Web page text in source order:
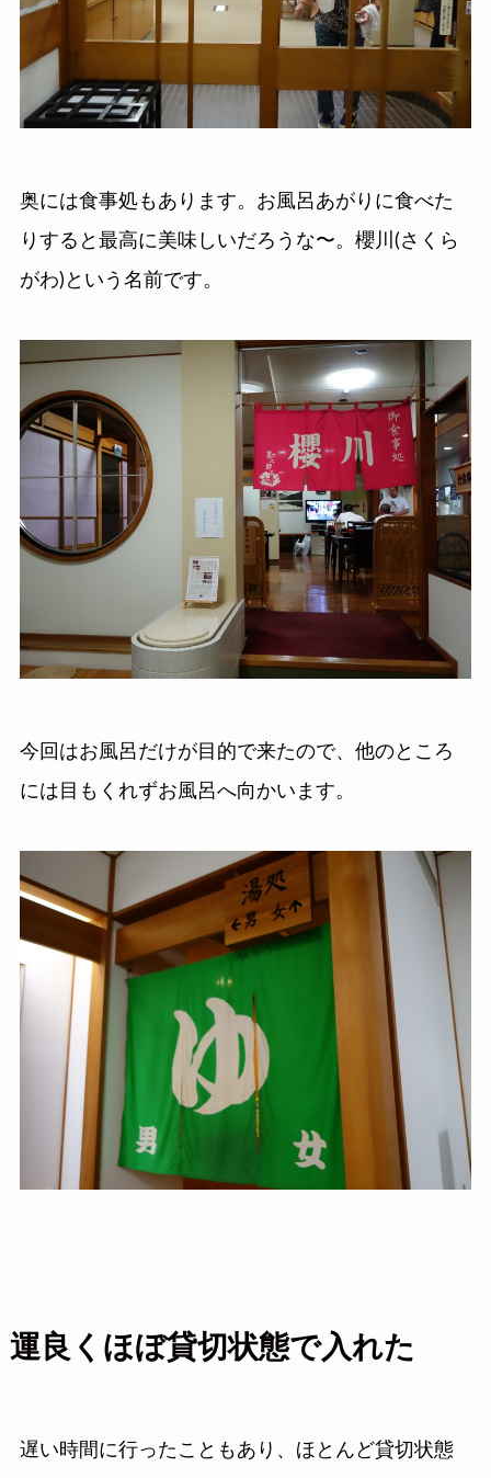
奥には食事処もあります。お風呂あがりに食べた
りすると最高に美味しいだろうな〜。櫻川(さくら
がわ)という名前です。
今回はお風呂だけが目的で来たので、他のところ
には目もくれずお風呂へ向かいます。
運良くほぼ貸切状態で入れた
遅い時間に行ったこともあり、ほとんど貸切状態